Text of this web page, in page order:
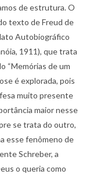
de estrutura. O
texto de Freud de
Autobiográfico
1911), que trata
“Memórias de um
é explorada, pois
muito presente
maior nesse
se trata do outro,
esse fenômeno de
Schreber, a
o queria como